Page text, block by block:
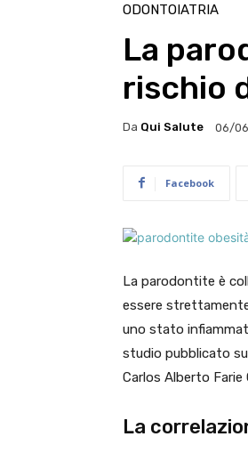
ODONTOIATRIA
La
rischio
Da Qui Salute 06/
Facebook
La parodontite è
essere
uno stato
studio pubblicato
Carlos Alberto Farie
La